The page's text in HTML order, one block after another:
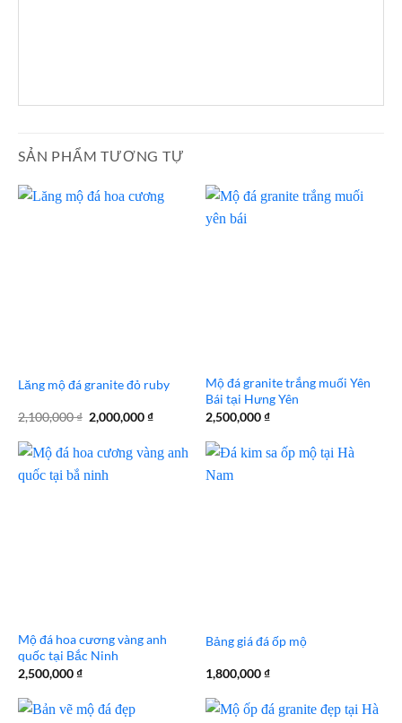
SẢN PHẨM TƯƠNG TỰ
Lăng mộ đá granite đỏ ruby
2,100,000₫ Giá
gốc
2,100,000 ₫.
2,000,000₫Giá
là:
Mộ đá granite trắng muối Yên
Bái tại Hưng Yên
2,500,000₫
Mộ đá hoa cương vàng anh
quốc tại Bắc Ninh
2,500,000₫
Bảng giá đá ốp mộ
1,800,000₫